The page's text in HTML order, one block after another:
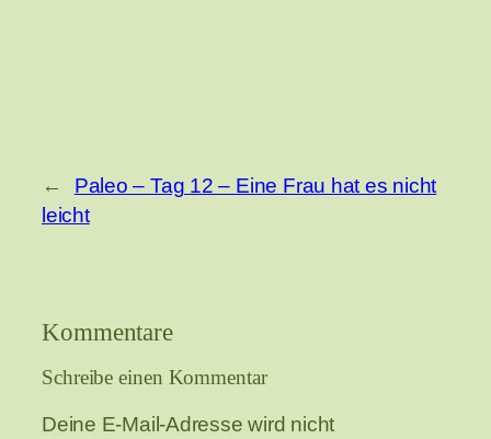
←
Paleo – Tag 12 – Eine Frau hat es nicht
leicht
Kommentare
Schreibe einen Kommentar
Deine E-Mail-Adresse wird nicht